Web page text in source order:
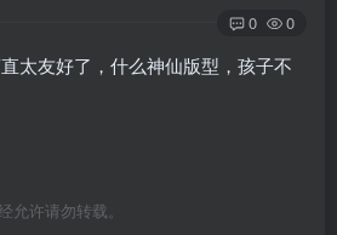
0 0
太友好了，什么神仙版型，孩子不
允许请勿转载。